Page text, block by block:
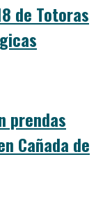
de Totoras
prendas
Cañada de